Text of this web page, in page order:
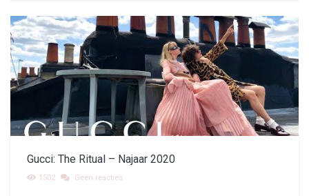
Gucci: The Ritual – Najaar 2020
1502 Geen reacties